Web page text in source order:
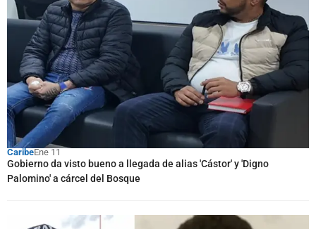
CaribeEne 11
Gobierno da visto bueno a llegada de alias 'Cástor' y 'Digno
Palomino' a cárcel del Bosque